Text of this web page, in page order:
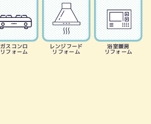
ガスコンロ
リフォーム
レンジフード
リフォーム
浴室暖房
リフォーム